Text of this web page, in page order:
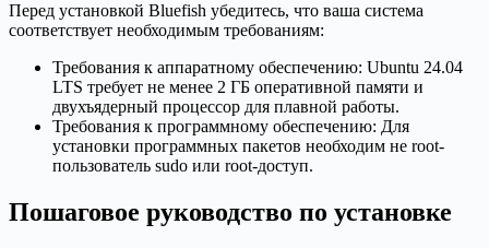
Перед установкой Bluefish убедитесь, что ваша система
соответствует необходимым требованиям:
Требования к аппаратному обеспечению: Ubuntu 24.04
LTS требует не менее 2 ГБ оперативной памяти и
двухъядерный процессор для плавной работы.
Требования к программному обеспечению: Для
установки программных пакетов необходим не root-
пользователь sudo или root-доступ.
Пошаговое руководство по установке